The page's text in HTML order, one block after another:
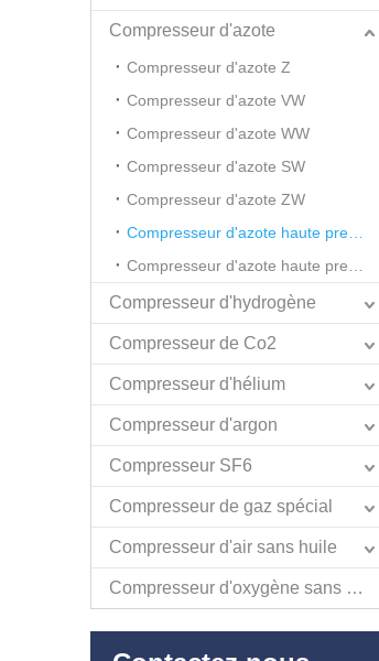
Compresseur d'azote
Compresseur d'azote Z
Compresseur d'azote VW
Compresseur d'azote WW
Compresseur d'azote SW
Compresseur d'azote ZW
Compresseur d'hydrogène
Compresseur de Co2
Compresseur d'hélium
Compresseur d'argon
Compresseur SF6
Compresseur de gaz spécial
Compresseur d'air sans huile
Compresseur d'oxygène sans huile